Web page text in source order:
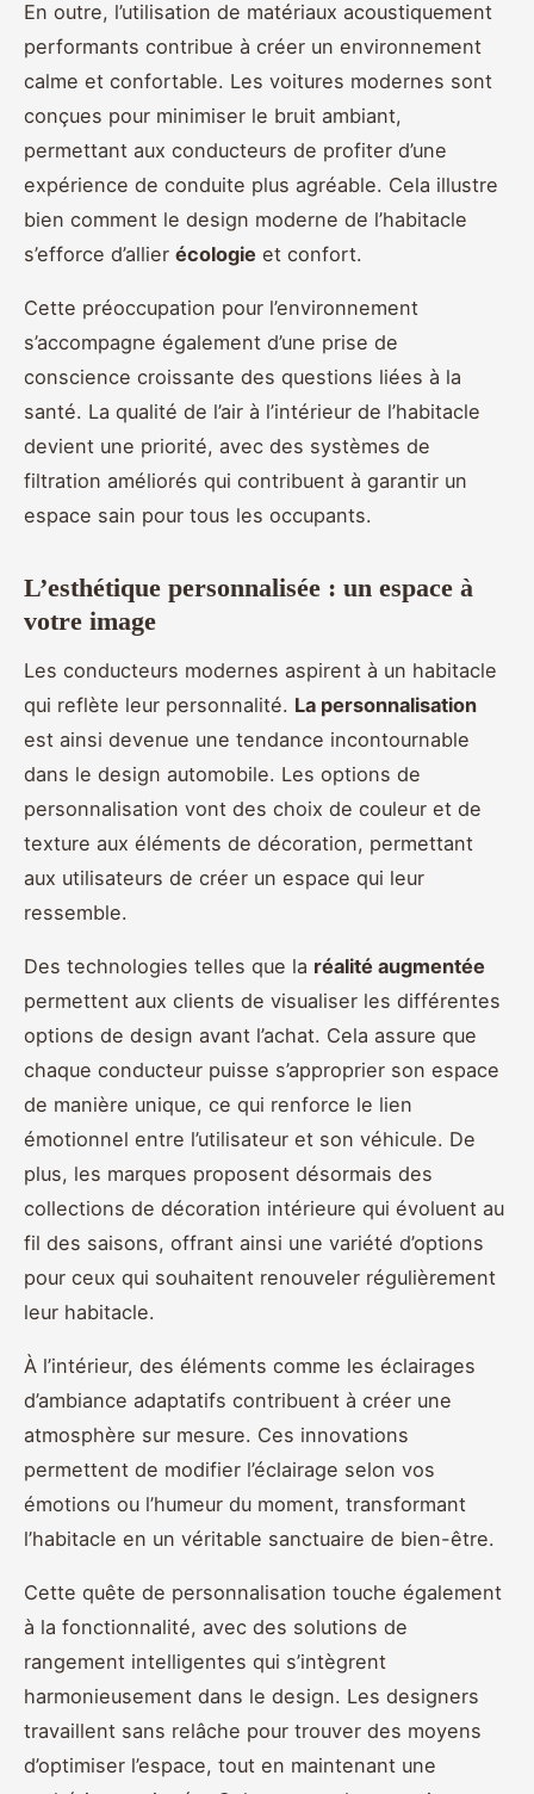
En outre, l’utilisation de matériaux acoustiquement
performants contribue à créer un environnement
calme et confortable. Les voitures modernes sont
conçues pour minimiser le bruit ambiant,
permettant aux conducteurs de profiter d’une
expérience de conduite plus agréable. Cela illustre
bien comment le design moderne de l’habitacle
s’efforce d’allier écologie et confort.
Cette préoccupation pour l’environnement
s’accompagne également d’une prise de
conscience croissante des questions liées à la
santé. La qualité de l’air à l’intérieur de l’habitacle
devient une priorité, avec des systèmes de
filtration améliorés qui contribuent à garantir un
espace sain pour tous les occupants.
L’esthétique personnalisée : un espace à
votre image
Les conducteurs modernes aspirent à un habitacle
qui reflète leur personnalité. La personnalisation
est ainsi devenue une tendance incontournable
dans le design automobile. Les options de
personnalisation vont des choix de couleur et de
texture aux éléments de décoration, permettant
aux utilisateurs de créer un espace qui leur
ressemble.
Des technologies telles que la réalité augmentée
permettent aux clients de visualiser les différentes
options de design avant l’achat. Cela assure que
chaque conducteur puisse s’approprier son espace
de manière unique, ce qui renforce le lien
émotionnel entre l’utilisateur et son véhicule. De
plus, les marques proposent désormais des
collections de décoration intérieure qui évoluent au
fil des saisons, offrant ainsi une variété d’options
pour ceux qui souhaitent renouveler régulièrement
leur habitacle.
À l’intérieur, des éléments comme les éclairages
d’ambiance adaptatifs contribuent à créer une
atmosphère sur mesure. Ces innovations
permettent de modifier l’éclairage selon vos
émotions ou l’humeur du moment, transformant
l’habitacle en un véritable sanctuaire de bien-être.
Cette quête de personnalisation touche également
à la fonctionnalité, avec des solutions de
rangement intelligentes qui s’intègrent
harmonieusement dans le design. Les designers
travaillent sans relâche pour trouver des moyens
d’optimiser l’espace, tout en maintenant une